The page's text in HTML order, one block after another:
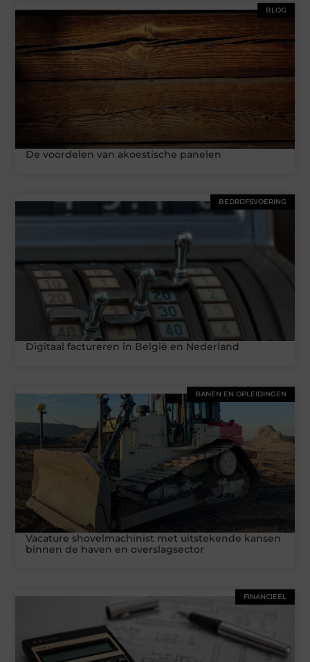
BLOG
De voordelen van akoestische panelen
BEDRIJFSVOERING
Digitaal factureren in België en Nederland
BANEN EN OPLEIDINGEN
Vacature shovelmachinist met uitstekende kansen
binnen de haven en overslagsector
FINANCIEEL